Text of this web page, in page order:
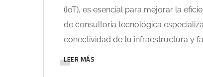
(IoT), es esencial para mejorar la
de consultoría tecnológica
conectividad de tu infraestructura y
LEER MÁS